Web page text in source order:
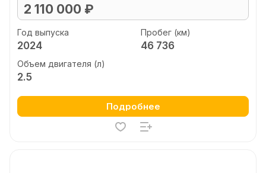
2 110 000 ₽
Год выпуска
2024
Пробег (км)
46 736
Объем двигателя (л)
2.5
Подробнее